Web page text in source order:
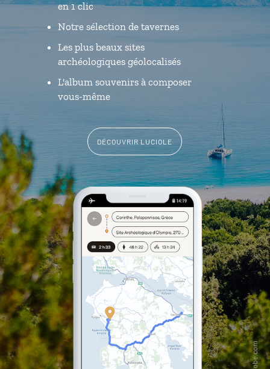
en 1 clic
Notre sélection de tavernes
Les plus beaux sites
archéologiques géolocalisés
L'album souvenirs à composer
vous-même
DÉCOUVRIR LUCIOLE